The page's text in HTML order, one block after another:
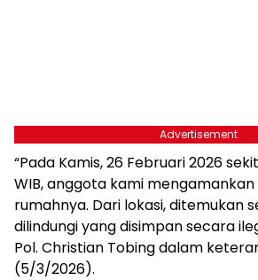
Advertisement
“Pada Kamis, 26 Februari 2026
WIB, anggota kami
rumahnya. Dari lokasi, ditemukan
dilindungi yang disimpan secara
Pol. Christian Tobing dalam
(5/3/2026).